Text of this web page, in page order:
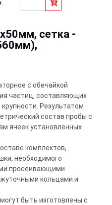
сетка -
с обечайкой
частиц, составляющих
Результатом
состав пробы с
ячеек установленных
комплектов,
необходимого
просеивающими
кольцами и
быть изготовлены с